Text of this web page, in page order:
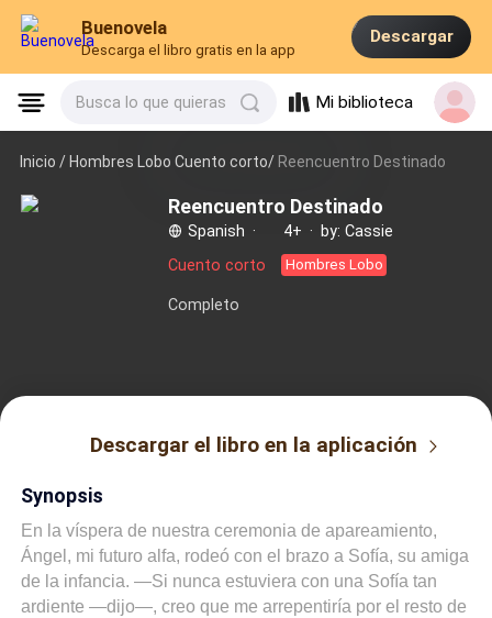
Buenovela
Descarga el libro gratis en la app
Descargar
Busca lo que quieras Mi biblioteca
Inicio /Hombres Lobo Cuento corto/ Reencuentro Destinado
Reencuentro Destinado
Spanish · 4+ ·
by: Cassie
Cuento corto
Hombres Lobo
Completo
Descargar el libro en la aplicación
Synopsis
En la víspera de nuestra ceremonia de apareamiento,
Ángel, mi futuro alfa, rodeó con el brazo a Sofía, su amiga
de la infancia. —Si nunca estuviera con una Sofía tan
ardiente —dijo—, creo que me arrepentiría por el resto de